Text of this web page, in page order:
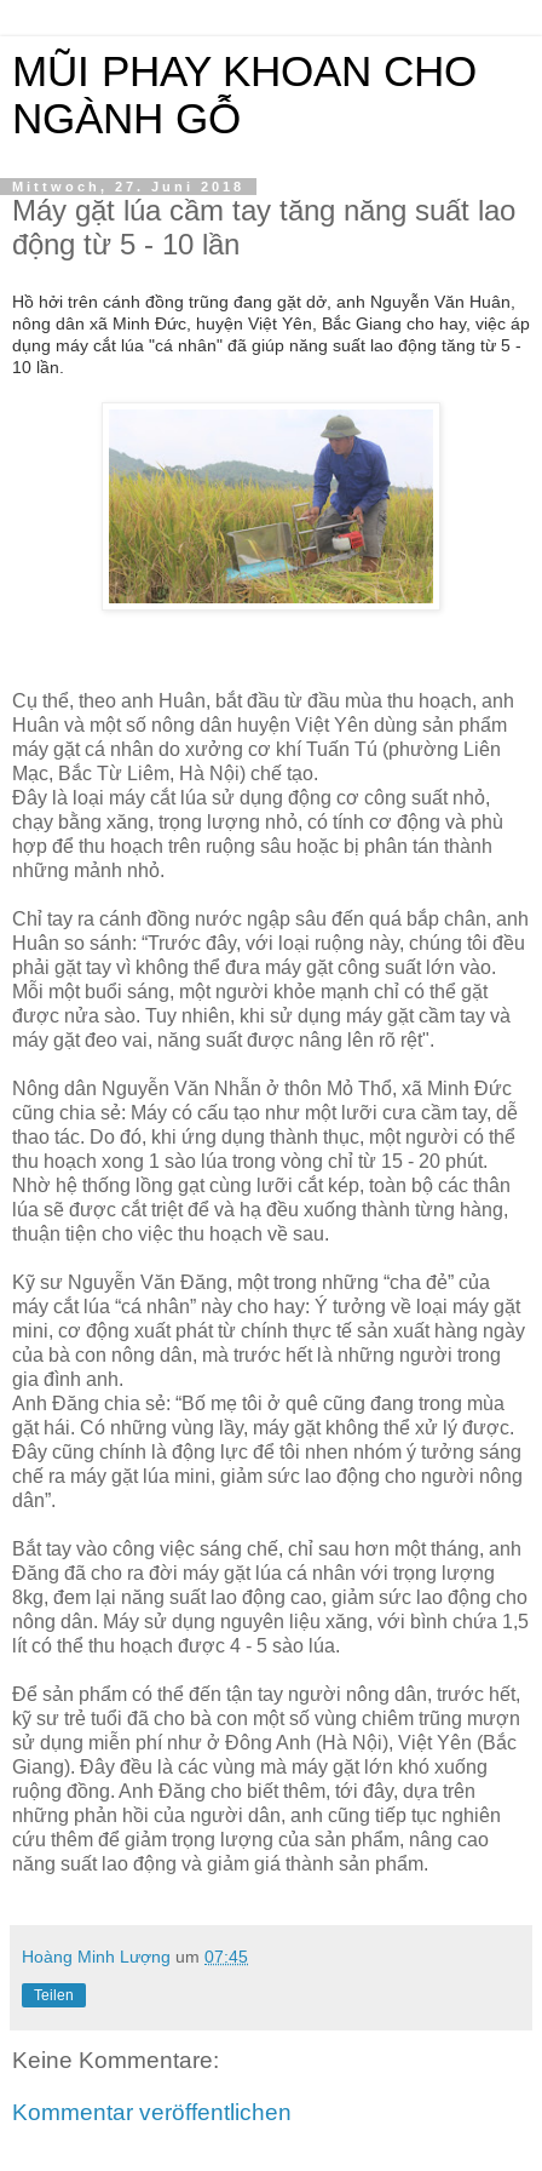
MŨI PHAY KHOAN CHO
NGÀNH GỖ
Mittwoch, 27. Juni 2018
Máy gặt lúa cầm tay tăng năng suất lao
động từ 5 - 10 lần
Hồ hởi trên cánh đồng trũng đang gặt dở, anh Nguyễn Văn Huân,
nông dân xã Minh Đức, huyện Việt Yên, Bắc Giang cho hay, việc áp
dụng máy cắt lúa "cá nhân" đã giúp năng suất lao động tăng từ 5 -
10 lần.
Cụ thể, theo anh Huân, bắt đầu từ đầu mùa thu hoạch, anh
Huân và một số nông dân huyện Việt Yên dùng sản phẩm
máy gặt cá nhân do xưởng cơ khí Tuấn Tú (phường Liên
Mạc, Bắc Từ Liêm, Hà Nội) chế tạo.
Đây là loại máy cắt lúa sử dụng động cơ công suất nhỏ,
chạy bằng xăng, trọng lượng nhỏ, có tính cơ động và phù
hợp để thu hoạch trên ruộng sâu hoặc bị phân tán thành
những mảnh nhỏ.
Chỉ tay ra cánh đồng nước ngập sâu đến quá bắp chân, anh
Huân so sánh: “Trước đây, với loại ruộng này, chúng tôi đều
phải gặt tay vì không thể đưa máy gặt công suất lớn vào.
Mỗi một buổi sáng, một người khỏe mạnh chỉ có thể gặt
được nửa sào. Tuy nhiên, khi sử dụng máy gặt cầm tay và
máy gặt đeo vai, năng suất được nâng lên rõ rệt".
Nông dân Nguyễn Văn Nhẫn ở thôn Mỏ Thổ, xã Minh Đức
cũng chia sẻ: Máy có cấu tạo như một lưỡi cưa cầm tay, dễ
thao tác. Do đó, khi ứng dụng thành thục, một người có thể
thu hoạch xong 1 sào lúa trong vòng chỉ từ 15 - 20 phút.
Nhờ hệ thống lồng gạt cùng lưỡi cắt kép, toàn bộ các thân
lúa sẽ được cắt triệt để và hạ đều xuống thành từng hàng,
thuận tiện cho việc thu hoạch về sau.
Kỹ sư Nguyễn Văn Đăng, một trong những “cha đẻ” của
máy cắt lúa “cá nhân” này cho hay: Ý tưởng về loại máy gặt
mini, cơ động xuất phát từ chính thực tế sản xuất hàng ngày
của bà con nông dân, mà trước hết là những người trong
gia đình anh.
Anh Đăng chia sẻ: “Bố mẹ tôi ở quê cũng đang trong mùa
gặt hái. Có những vùng lầy, máy gặt không thể xử lý được.
Đây cũng chính là động lực để tôi nhen nhóm ý tưởng sáng
chế ra máy gặt lúa mini, giảm sức lao động cho người nông
dân”.
Bắt tay vào công việc sáng chế, chỉ sau hơn một tháng, anh
Đăng đã cho ra đời máy gặt lúa cá nhân với trọng lượng
8kg, đem lại năng suất lao động cao, giảm sức lao động cho
nông dân. Máy sử dụng nguyên liệu xăng, với bình chứa 1,5
lít có thể thu hoạch được 4 - 5 sào lúa.
Để sản phẩm có thể đến tận tay người nông dân, trước hết,
kỹ sư trẻ tuổi đã cho bà con một số vùng chiêm trũng mượn
sử dụng miễn phí như ở Đông Anh (Hà Nội), Việt Yên (Bắc
Giang). Đây đều là các vùng mà máy gặt lớn khó xuống
ruộng đồng. Anh Đăng cho biết thêm, tới đây, dựa trên
những phản hồi của người dân, anh cũng tiếp tục nghiên
cứu thêm để giảm trọng lượng của sản phẩm, nâng cao
năng suất lao động và giảm giá thành sản phẩm.
Hoàng Minh Lượng um 07:45
Teilen
Keine Kommentare:
Kommentar veröffentlichen